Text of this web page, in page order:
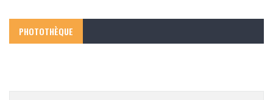
PHOTOTHÈQUE